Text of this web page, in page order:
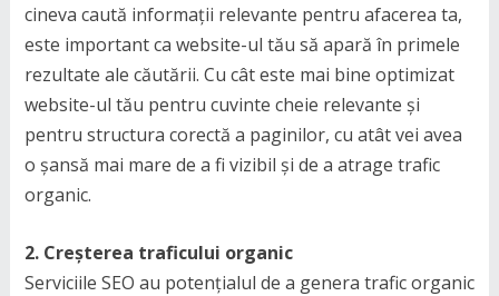
cineva caută informații relevante pentru afacerea ta,
este important ca website-ul tău să apară în primele
rezultate ale căutării. Cu cât este mai bine optimizat
website-ul tău pentru cuvinte cheie relevante și
pentru structura corectă a paginilor, cu atât vei avea
o șansă mai mare de a fi vizibil și de a atrage trafic
organic.
2. Creșterea traficului organic
Serviciile SEO au potențialul de a genera trafic organic